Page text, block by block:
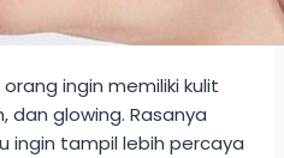
orang ingin memiliki kulit
dan glowing. Rasanya
ingin tampil lebih percaya